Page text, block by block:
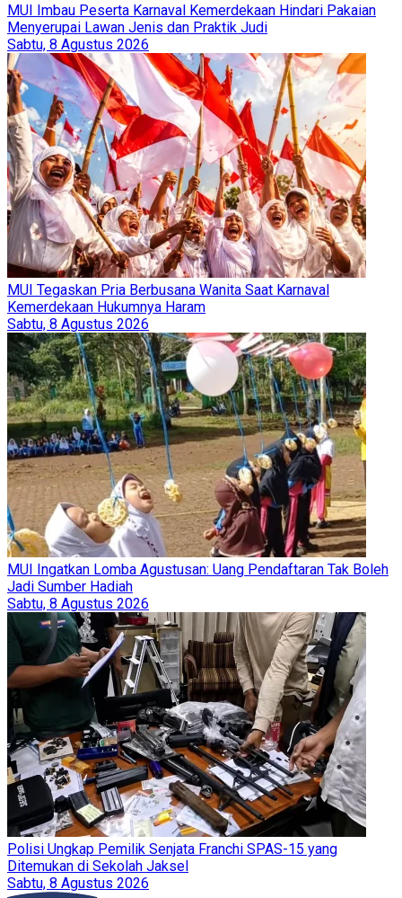
MUI Imbau Peserta Karnaval Kemerdekaan Hindari Pakaian
Menyerupai Lawan Jenis dan Praktik Judi
Sabtu, 8 Agustus 2026
MUI Tegaskan Pria Berbusana Wanita Saat Karnaval
Kemerdekaan Hukumnya Haram
Sabtu, 8 Agustus 2026
MUI Ingatkan Lomba Agustusan: Uang Pendaftaran Tak Boleh
Jadi Sumber Hadiah
Sabtu, 8 Agustus 2026
Polisi Ungkap Pemilik Senjata Franchi SPAS-15 yang
Ditemukan di Sekolah Jaksel
Sabtu, 8 Agustus 2026